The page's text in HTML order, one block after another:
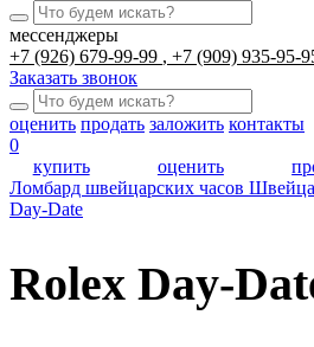
мессенджеры
+7 (926) 679-99-99
+7 (909) 935-95-
Заказать звонок
оценить продать заложить контакты
0
купить
оценить
Ломбард швейцарских часов
Day-Date
Rolex Day-